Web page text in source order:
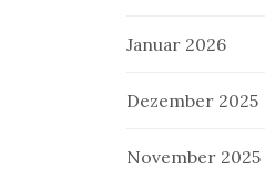
Januar 2026
Dezember 2025
November 2025